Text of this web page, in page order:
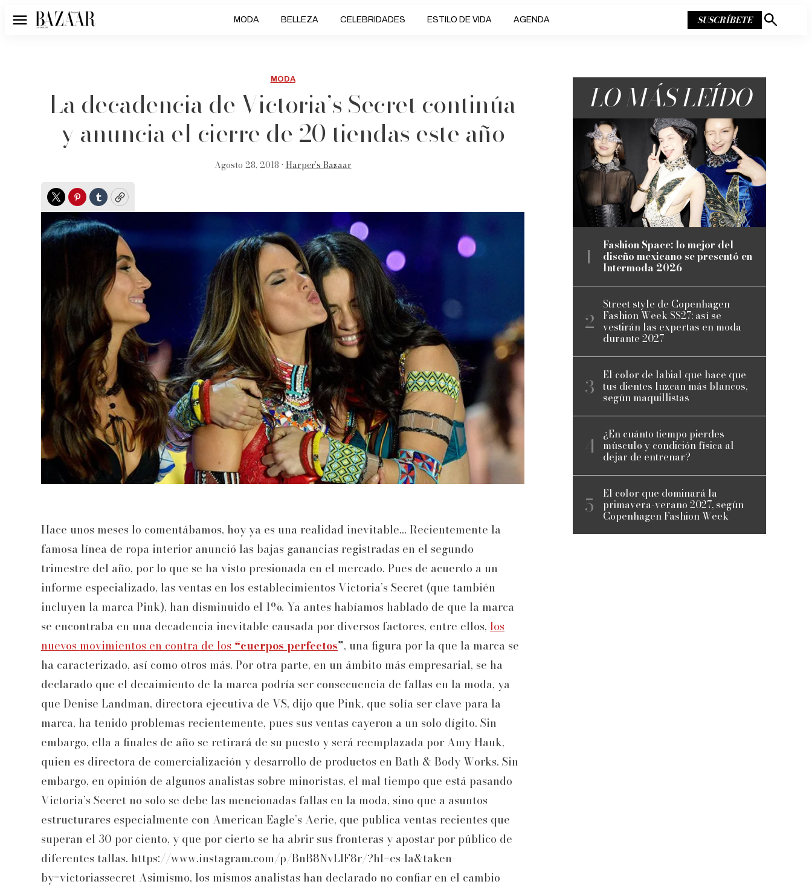
Menú MODA BELLEZA CELEBRIDADES ESTILO DE VIDA AGENDA SUSCRÍBETE
Mostrar
MODA
La decadencia de Victoria’s Secret continúa
y anuncia el cierre de 20 tiendas este año
Agosto 28, 2018 • Harper’s Bazaar
TwitterPinterest
TumblrCopy
Hace unos meses lo comentábamos, hoy ya es una realidad inevitable... Recientemente la
famosa línea de ropa interior anunció las bajas ganancias registradas en el segundo
trimestre del año, por lo que se ha visto presionada en el mercado. Pues de acuerdo a un
informe especializado, las ventas en los establecimientos Victoria’s Secret (que también
incluyen la marca Pink), han disminuido el 1%. Ya antes habíamos hablado de que la marca
se encontraba en una decadencia inevitable causada por diversos factores, entre ellos, los
nuevos movimientos en contra de los “cuerpos perfectos”, una figura por la que la marca se
ha caracterizado, así como otros más. Por otra parte, en un ámbito más empresarial, se ha
declarado que el decaimiento de la marca podría ser consecuencia de fallas en la moda, ya
que Denise Landman, directora ejecutiva de VS, dijo que Pink, que solía ser clave para la
marca, ha tenido problemas recientemente, pues sus ventas cayeron a un solo dígito. Sin
embargo, ella a finales de año se retirará de su puesto y será reemplazada por Amy Hauk,
quien es directora de comercialización y desarrollo de productos en Bath & Body Works. Sin
embargo, en opinión de algunos analistas sobre minoristas, el mal tiempo que está pasando
Victoria’s Secret no solo se debe las mencionadas fallas en la moda, sino que a asuntos
estructurares especialmente con American Eagle’s Aerie, que publica ventas recientes que
superan el 30 por ciento, y que por cierto se ha abrir sus fronteras y apostar por público de
diferentes tallas. https://www.instagram.com/p/BnB8NvLlF8r/?hl=es-la&taken-
by=victoriassecret Asimismo, los mismos analistas han declarado no confiar en el cambio
LO MÁS LEÍDO
Fashion Space: lo mejor del
diseño mexicano se presentó en
Intermoda 2026
Street style de Copenhagen
Fashion Week SS27: así se
vestirán las expertas en moda
durante 2027
El color de labial que hace que
tus dientes luzcan más blancos,
según maquillistas
¿En cuánto tiempo pierdes
músculo y condición física al
dejar de entrenar?
El color que dominará la
primavera-verano 2027, según
Copenhagen Fashion Week